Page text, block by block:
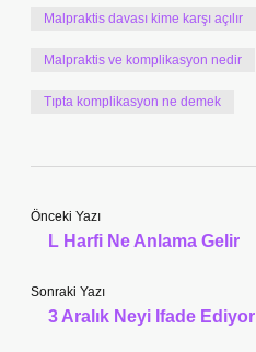
Malpraktis davası kime karşı açılır
Malpraktis ve komplikasyon nedir
Tıpta komplikasyon ne demek
Önceki Yazı
L Harfi Ne Anlama Gelir
Sonraki Yazı
3 Aralık Neyi Ifade Ediyor